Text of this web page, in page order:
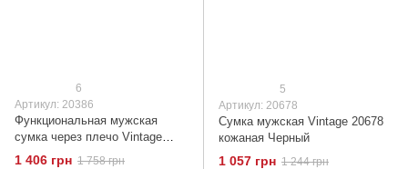
6
Артикул: 20386
Функциональная мужская
сумка через плечо Vintage
20386 Зеленый
1 406 грн 1 758 грн
5
Артикул: 20678
Сумка мужская Vintage 20678
кожаная Черный
1 057 грн 1 244 грн